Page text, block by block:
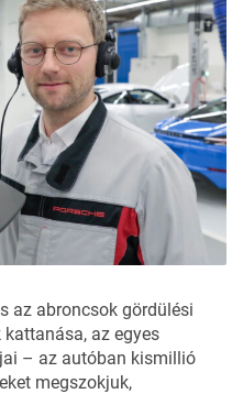
az abroncsok gördülési
az egyes
– az autóban kismillió
megszokjuk,